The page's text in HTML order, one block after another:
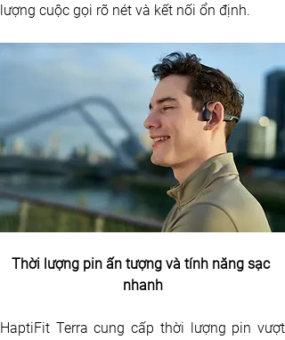
lượng cuộc gọi rõ nét và kết nối ổn định.
Thời lượng pin ấn tượng và tính năng sạc
nhanh
HaptiFit Terra cung cấp thời lượng pin vượt